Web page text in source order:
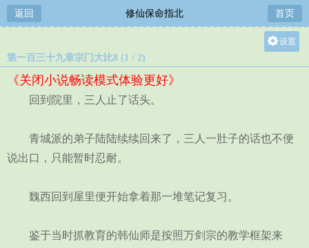
返回 修仙保命指北 首页
设置
第一百三十九章宗门大比8 (1 / 2)
《关闭小说畅读模式体验更好》
回到院里，三人止了话头。
青城派的弟子陆陆续续回来了，三人一肚子的话也不便
说出口，只能暂时忍耐。
魏西回到屋里便开始拿着那一堆笔记复习。
鉴于当时抓教育的韩仙师是按照万剑宗的教学框架来